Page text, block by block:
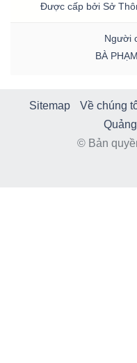
Được cấp bởi Sở
Người
BÀ
Sitemap Về chúng
© Bản